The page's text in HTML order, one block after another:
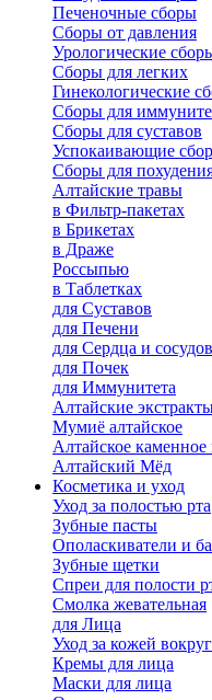
Печеночные сборы
Сборы от давления
Урологические
Сборы для легких
Гинекологические
Сборы для
Сборы для суставов
Успокаивающие
Сборы для
Алтайские травы
в Фильтр-пакетах
в Брикетах
в Драже
Россыпью
в Таблетках
для Cуставов
для Печени
для Сердца и сосудов
для Почек
для Иммунитета
Алтайские
Мумиё алтайское
Алтайское каменное
Алтайский Мёд
Косметика и уход
Уход за полостью рта
Зубные пасты
Ополаскиватели и
Зубные щетки
Спреи для полости
Смолка жевательная
для Лица
Уход за кожей вокруг
Кремы для лица
Маски для лица